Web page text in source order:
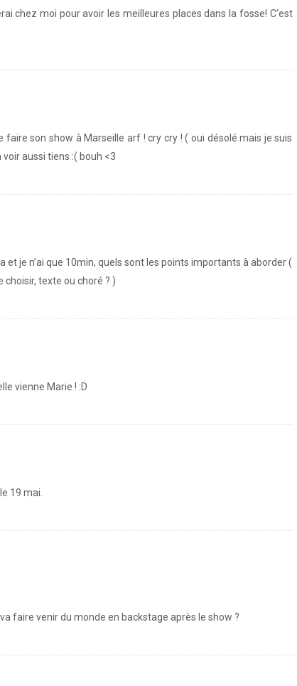
chez moi pour avoir les meilleures places dans la fosse! C’est
son show à Marseille arf ! cry cry ! ( oui désolé mais je suis
aussi tiens :( bouh <3
et je n’ai que 10min, quels sont les points importants à aborder (
texte ou choré ? )
vienne Marie ! :D
19 mai.
faire venir du monde en backstage après le show ?